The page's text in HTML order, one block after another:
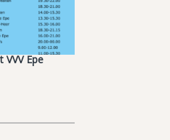
Epe